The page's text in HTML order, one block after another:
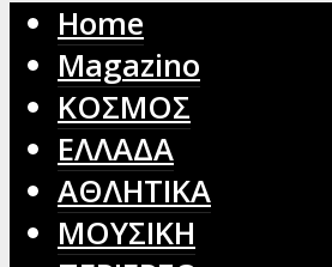
Home
Magazino
ΚΟΣΜΟΣ
ΕΛΛΑΔΑ
ΑΘΛΗΤΙΚΑ
ΜΟΥΣΙΚΗ